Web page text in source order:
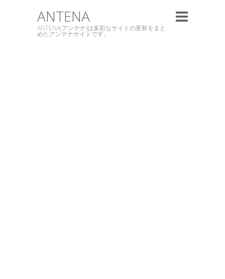
ANTENA
ANTENA(アンテナ)は多彩なサイトの更新をまと
めたアンテナサイトです。